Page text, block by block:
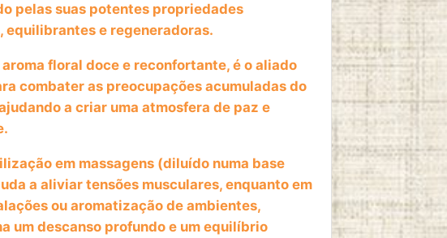
pelas suas potentes propriedades
equilibrantes e regeneradoras.
floral doce e reconfortante, é o aliado
combater as preocupações acumuladas do
a criar uma atmosfera de paz e
em massagens (diluído numa base
a aliviar tensões musculares, enquanto em
ou aromatização de ambientes,
um descanso profundo e um equilíbrio